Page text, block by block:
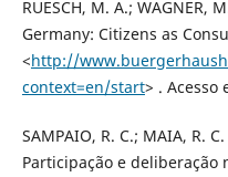
RUESCH, M. A.;
Germany: Citizens as
<http://
context=en/start> . Acesso
SAMPAIO, R. C.; MAIA, R.
Participação e